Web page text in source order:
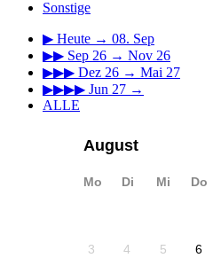
Sonstige
▶ Heute → 08. Sep
▶▶ Sep 26 → Nov 26
▶▶▶ Dez 26 → Mai 27
▶▶▶▶ Jun 27 →
ALLE
August
Mo Di Mi Do
3 4 5 6